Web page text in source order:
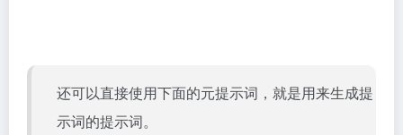
还可以直接使用下面的元提示词，就是用来生成提
示词的提示词。